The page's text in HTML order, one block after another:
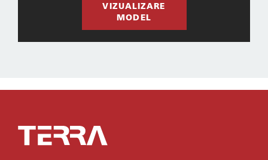
VIZUALIZARE
MODEL